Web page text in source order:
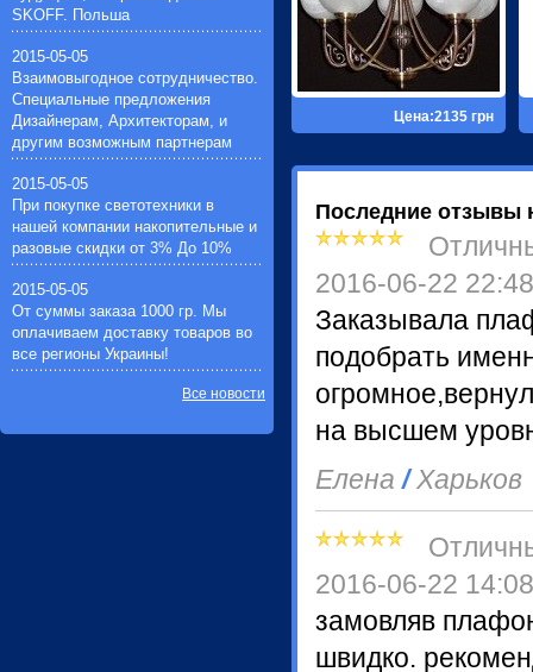
Цена:2135 грн
Последние отзывы
2016-06-22 22:48
Заказывала
подобрать
на высшем
Елена/Харьков
2016-06-22 14:08
замовляв
швидко.
устройства(1)
ламп(1)
SKOFF. Польша
2015-05-05
Взаимовыгодное сотрудничество.
Специальные предложения
Дизайнерам, Архитекторам, и
другим возможным партнерам
2015-05-05
При покупке светотехники в
нашей компании накопительные и
разовые скидки от 3% До 10%
2015-05-05
От суммы заказа 1000 гр. Мы
оплачиваем доставку товаров во
все регионы Украины!
Все новости